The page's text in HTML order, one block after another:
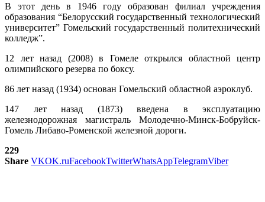
В этот день в 1946 году образован филиал учреждения
образования “Белорусский государственный технологический
университет” Гомельский государственный политехнический
колледж”.
12 лет назад (2008) в Гомеле открылся областной центр
олимпийского резерва по боксу.
86 лет назад (1934) основан Гомельский областной аэроклуб.
147 лет назад (1873) введена в эксплуатацию
железнодорожная магистраль Молодечно-Минск-Бобруйск-
Гомель Либаво-Роменской железной дороги.
229
Share VKOK.ruFacebookTwitterWhatsAppTelegramViber